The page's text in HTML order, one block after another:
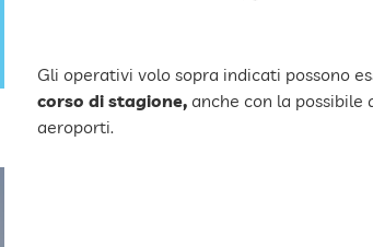
Gli operativi volo sopra indicati possono
corso di stagione, anche con la
aeroporti.